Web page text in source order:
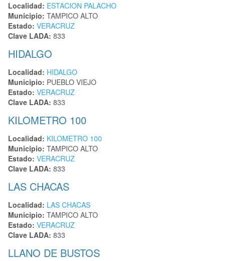
Localidad: ESTACION PALACHO
Municipio: TAMPICO ALTO
Estado: VERACRUZ
Clave LADA: 833
HIDALGO
Localidad: HIDALGO
Municipio: PUEBLO VIEJO
Estado: VERACRUZ
Clave LADA: 833
KILOMETRO 100
Localidad: KILOMETRO 100
Municipio: TAMPICO ALTO
Estado: VERACRUZ
Clave LADA: 833
LAS CHACAS
Localidad: LAS CHACAS
Municipio: TAMPICO ALTO
Estado: VERACRUZ
Clave LADA: 833
LLANO DE BUSTOS